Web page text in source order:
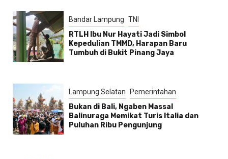
Bandar Lampung TNI
RTLH Ibu Nur Hayati Jadi Simbol
Kepedulian TMMD, Harapan Baru
Tumbuh di Bukit Pinang Jaya
Lampung Selatan Pemerintahan
Bukan di Bali, Ngaben Massal
Balinuraga Memikat Turis Italia dan
Puluhan Ribu Pengunjung